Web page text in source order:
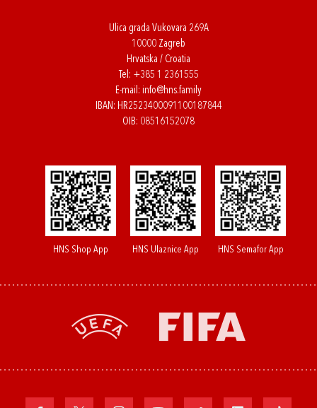
Ulica grada Vukovara 269A
10000 Zagreb
Hrvatska / Croatia
Tel: +385 1 2361555
E-mail: info@hns.family
IBAN: HR2523400091100187844
OIB: 08516152078
HNS Shop App HNS Ulaznice App HNS Semafor App